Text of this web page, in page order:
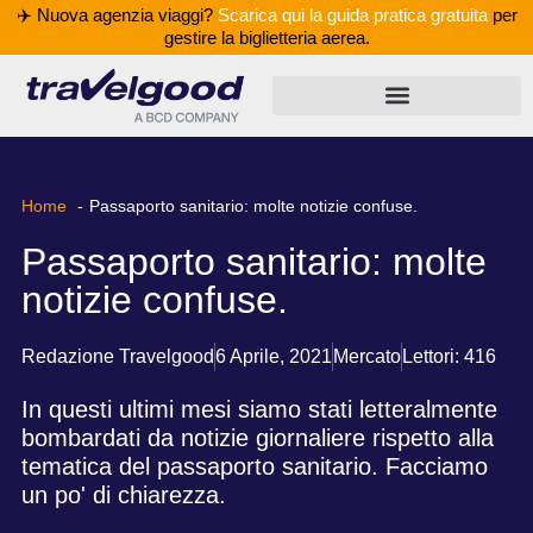
✈️ Nuova agenzia viaggi? Scarica qui la guida pratica gratuitaper
gestire la biglietteria aerea.
Home Passaporto sanitario: molte notizie confuse.
Passaporto sanitario: molte
notizie confuse.
Redazione Travelgood6 Aprile, 2021 Mercato Lettori: 416
In questi ultimi mesi siamo stati letteralmente
bombardati da notizie giornaliere rispetto alla
tematica del passaporto sanitario. Facciamo
un po' di chiarezza.